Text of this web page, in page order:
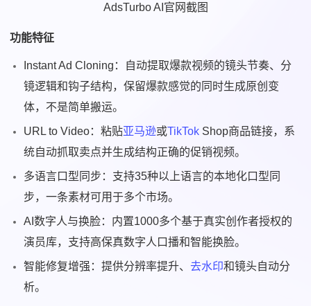
AdsTurbo AI官网截图
功能特征
Instant Ad Cloning：自动提取爆款视频的镜头节奏、分
镜逻辑和钩子结构，保留爆款感觉的同时生成原创变
体，不是简单搬运。
URL to Video：粘贴亚马逊或TikTok Shop商品链接，系
统自动抓取卖点并生成结构正确的促销视频。
多语言口型同步：支持35种以上语言的本地化口型同
步，一条素材可用于多个市场。
AI数字人与换脸：内置1000多个基于真实创作者授权的
演员库，支持高保真数字人口播和智能换脸。
智能修复增强：提供分辨率提升、去水印和镜头自动分
析。